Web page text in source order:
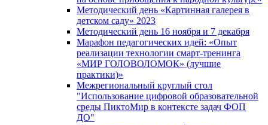
Методический день «Картинная галерея в
детском саду» 2023
Методический день 16 ноября и 7 декабря
Марафон педагогических идей: «Опыт
реализации технологии смарт-тренинга
«МИР ГОЛОВОЛОМОК» (лучшие
практики)»
Межрегиональный круглый стол
"Использование цифровой образовательной
среды ПиктоМир в контексте задач ФОП
ДО"